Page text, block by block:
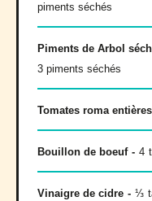
piments séchés
Piments de Arbol
3 piments séchés
Tomates roma entières
Bouillon de boeuf - 4
Vinaigre de cidre - ⅓